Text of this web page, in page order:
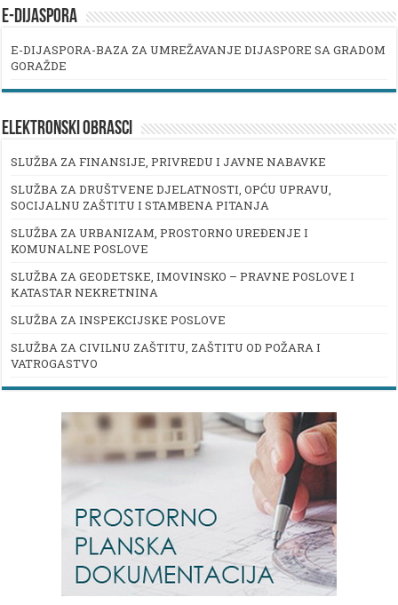
E-DIJASPORA
E-DIJASPORA-BAZA ZA UMREŽAVANJE DIJASPORE SA GRADOM
GORAŽDE
ELEKTRONSKI OBRASCI
SLUŽBA ZA FINANSIJE, PRIVREDU I JAVNE NABAVKE
SLUŽBA ZA DRUŠTVENE DJELATNOSTI, OPĆU UPRAVU,
SOCIJALNU ZAŠTITU I STAMBENA PITANJA
SLUŽBA ZA URBANIZAM, PROSTORNO UREĐENJE I
KOMUNALNE POSLOVE
SLUŽBA ZA GEODETSKE, IMOVINSKO – PRAVNE POSLOVE I
KATASTAR NEKRETNINA
SLUŽBA ZA INSPEKCIJSKE POSLOVE
SLUŽBA ZA CIVILNU ZAŠTITU, ZAŠTITU OD POŽARA I
VATROGASTVO